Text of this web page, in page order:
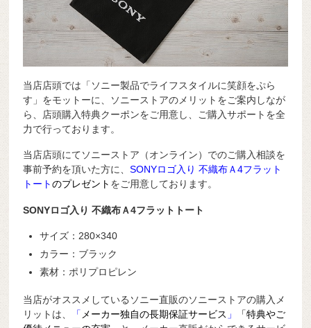
当店店頭では「ソニー製品でライフスタイルに笑顔をぷら
す」をモットーに、ソニーストアのメリットをご案内しなが
ら、店頭購入特典クーポンをご用意し、ご購入サポートを全
力で行っております。
当店店頭にてソニーストア（オンライン）でのご購入相談を
事前予約を頂いた方に、SONYロゴ入り 不織布Ａ4フラット
トートのプレゼント をご用意しております。
SONYロゴ入り 不織布Ａ4フラットトート
サイズ：280×340
カラー：ブラック
素材：ポリプロピレン
当店がオススメしているソニー直販のソニーストアの購入メ
リットは、
「 メーカー独自の長期保証サービス 」
「特典やご